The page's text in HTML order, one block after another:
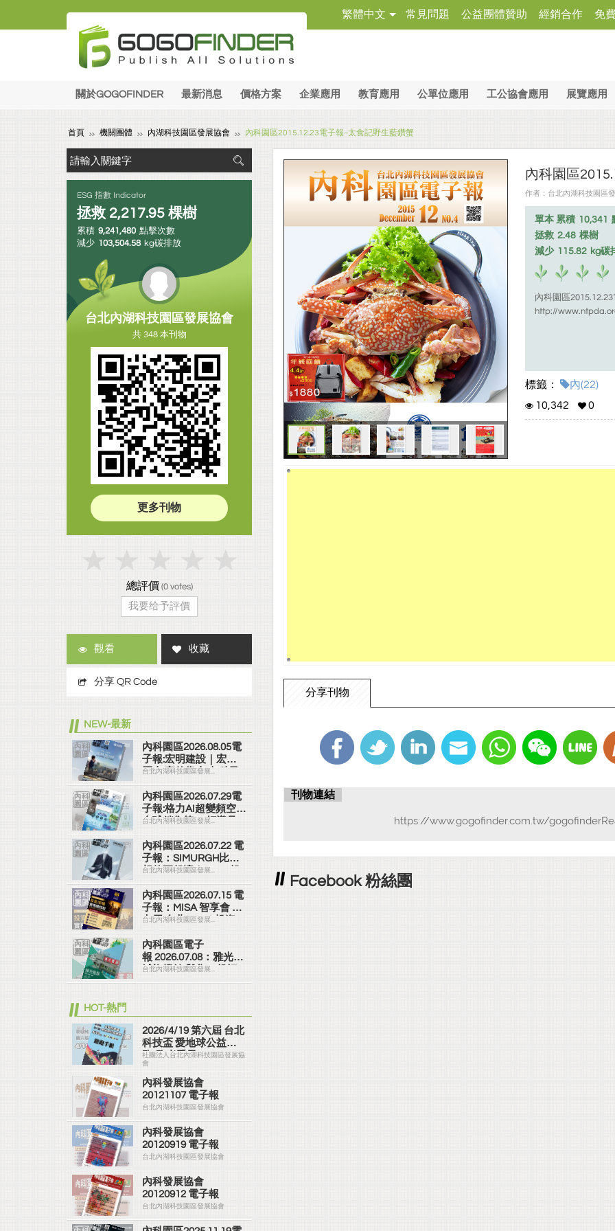
繁體中文 常見問題 公益團體贊助 經銷合作 免
關於GOGOFINDER 最新消息 價格方案 企業應用 教育應用 公單位應用 工公協會應用 展覽應用
首頁 機關團體 內湖科技園區發展協會 內科園區2015.12.23電子報~太食記野生藍鑽蟹
內科園區
作者：台北內湖科技園區
單本 累積 10,341
拯救 2.48 棵樹
減少 115.82 kg碳
內科園區
http://
標籤：
內(22)
10,342
0
分享刊物
刊物連結
https://www.gogofinder.com.tw/
Facebook 粉絲團
ESG 指數 Indicator
拯救 2,217.95 棵樹
累積 9,241,480 點擊次數
減少 103,504.58 kg碳排放
台北內湖科技園區發展協會
共 348 本刊物
更多刊物
總評價 (0votes)
我要给予評價
觀看 收藏
分享 QR Code
NEW-最新
內科園區2026.08.05電
子報:宏明建設｜宏明
麗山 家的靠山 內科最
高的安全承諾
台北內湖科技園區發展...
內科園區2026.07.29電
子報:格力AI超變頻空調
全球銷售第一 領導品
牌
台北內湖科技園區發展...
內科園區2026.07.22 電
子報：SIMURGH比你
想的更舒適｜Su-Si 舒
仕裝 都會日常輕鬆穿
搭 免燙可機洗
台北內湖科技園區發展...
內科園區2026.07.15 電
子報：MISA 智享會 第
七屆 台北(2026) 投資/
併購 實務精修班
台北內湖科技園區發展...
內科園區電子
報 2026.07.08：雅光商
城旗艦館 與您一起打
造美好家園
台北內湖科技園區發展...
HOT-熱門
2026/4/19 第六屆 台北
科技盃 愛地球公益路
跑-跑者手冊
社團法人台北內湖科技園區發展協
會
內科發展協會
20121107 電子報
台北內湖科技園區發展協會
內科發展協會
20120919 電子報
台北內湖科技園區發展協會
內科發展協會
20120912 電子報
台北內湖科技園區發展協會